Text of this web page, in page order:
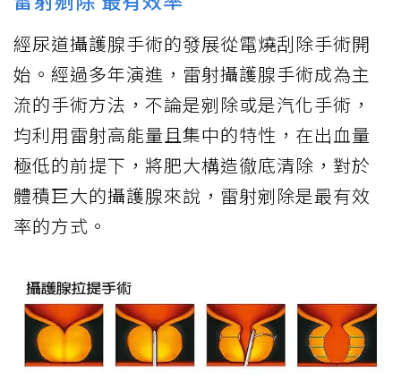
經尿道攝護腺手術的發展從電燒刮除手術開
始。經過多年演進，雷射攝護腺手術成為主
流的手術方法，不論是剜除或是汽化手術，
均利用雷射高能量且集中的特性，在出血量
極低的前提下，將肥大構造徹底清除，對於
體積巨大的攝護腺來說，雷射剜除是最有效
率的方式。